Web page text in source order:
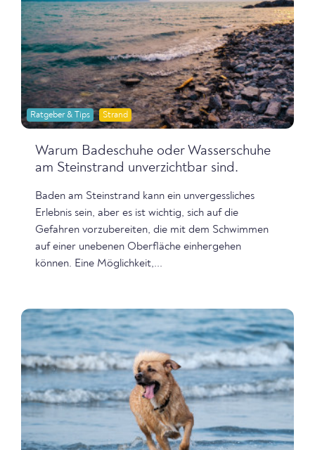
Ratgeber & Tips Strand
Warum Badeschuhe oder Wasserschuhe
am Steinstrand unverzichtbar sind.
Baden am Steinstrand kann ein unvergessliches
Erlebnis sein, aber es ist wichtig, sich auf die
Gefahren vorzubereiten, die mit dem Schwimmen
auf einer unebenen Oberfläche einhergehen
können. Eine Möglichkeit,...